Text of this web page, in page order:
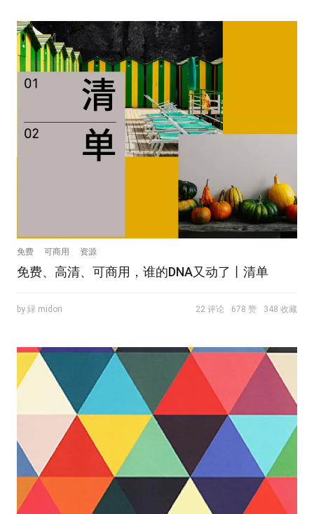
免费 可商用 资源
免费、高清、可商用，谁的DNA又动了丨清单
by 緑 midori 22 评论 678 赞 348 收藏